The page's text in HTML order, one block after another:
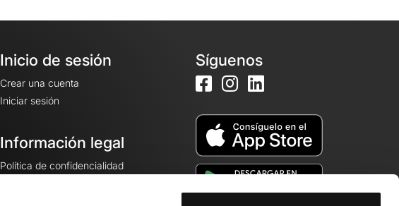
Inicio de sesión
Crear una cuenta
Iniciar sesión
Información legal
Política de confidencialidad
Síguenos